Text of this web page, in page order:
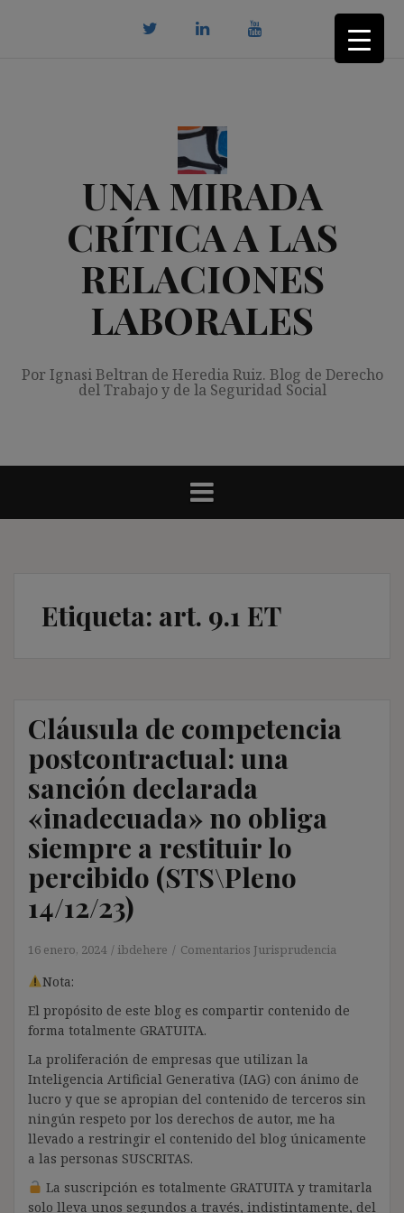
UNA MIRADA
CRÍTICA A LAS
RELACIONES
LABORALES
Por Ignasi Beltran de Heredia Ruiz. Blog de Derecho
del Trabajo y de la Seguridad Social
Etiqueta: art. 9.1 ET
Cláusula de competencia
postcontractual: una
sanción declarada
«inadecuada» no obliga
siempre a restituir lo
percibido (STS\Pleno
14/12/23)
16 enero, 2024 ibdehere Comentarios Jurisprudencia
Nota:
El propósito de este blog es compartir contenido de
forma totalmente GRATUITA.
La proliferación de empresas que utilizan la
Inteligencia Artificial Generativa (IAG) con ánimo de
lucro y que se apropian del contenido de terceros sin
ningún respeto por los derechos de autor, me ha
llevado a restringir el contenido del blog únicamente
a las personas SUSCRITAS.
La suscripción es totalmente GRATUITA y tramitarla
solo lleva unos segundos a través, indistintamente, del